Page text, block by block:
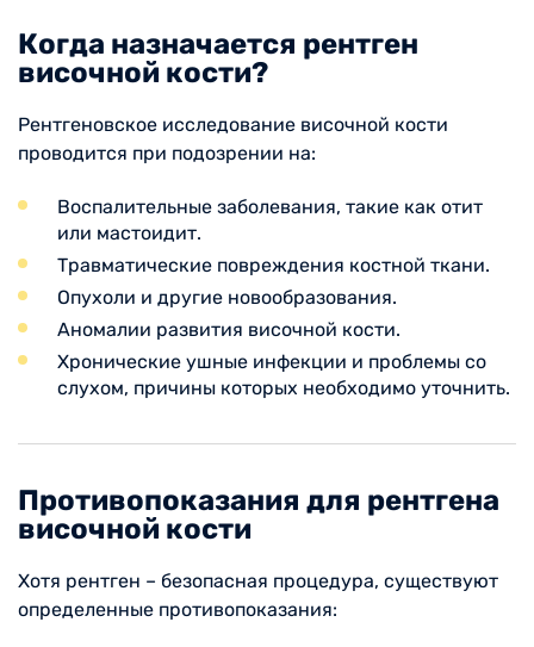
Когда назначается рентген
височной кости?
Рентгеновское исследование височной кости
проводится при подозрении на:
Воспалительные заболевания, такие как отит
или мастоидит.
Травматические повреждения костной ткани.
Опухоли и другие новообразования.
Аномалии развития височной кости.
Хронические ушные инфекции и проблемы со
слухом, причины которых необходимо уточнить.
Противопоказания для рентгена
височной кости
Хотя рентген – безопасная процедура, существуют
определенные противопоказания: